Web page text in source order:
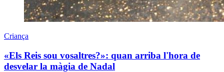
Criança
«Els Reis sou vosaltres?»: quan arriba l'hora de
desvelar la màgia de Nadal